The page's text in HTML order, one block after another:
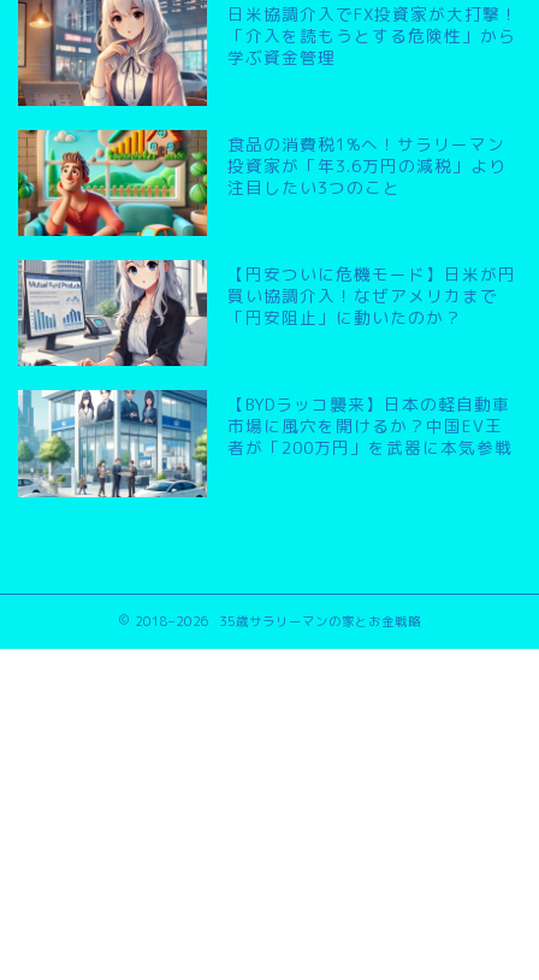
日米協調介入でFX投資家が大打撃！
「介入を読もうとする危険性」から
学ぶ資金管理
食品の消費税1%へ！サラリーマン
投資家が「年3.6万円の減税」より
注目したい3つのこと
【円安ついに危機モード】日米が円
買い協調介入！なぜアメリカまで
「円安阻止」に動いたのか？
【BYDラッコ襲来】日本の軽自動車
市場に風穴を開けるか？中国EV王
者が「200万円」を武器に本気参戦
2018–2026 35歳サラリーマンの家とお金戦略